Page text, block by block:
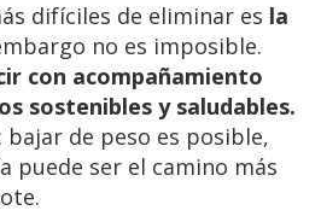
difíciles de eliminar es la
no es imposible.
con acompañamiento
sostenibles y saludables.
bajar de peso es posible,
puede ser el camino más